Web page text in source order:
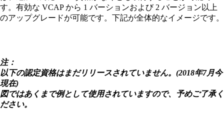
す。有効な VCAP から 1 バーションおよび 2 バージョン以上
のアップグレードが可能です。下記が全体的なイメージです。
注：
以下の認定資格はまだリリースされていません。(2018年7月今
現在)
図ではあくまで例として使用されていますので、予めご了承く
ださい。